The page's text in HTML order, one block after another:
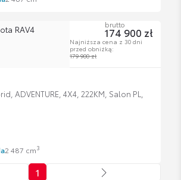
ADVENTURE, 4X4, 222KM, Salon PL,
2 487 cm3
brutto
174 900 zł
Najniższa cena z 30 dni
przed obniżką:
179 900 zł
1